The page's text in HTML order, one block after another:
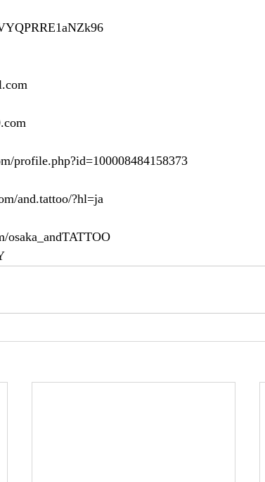
profile.php?id=100008484158373
and.tattoo/?hl=ja
osaka_andTATTOO